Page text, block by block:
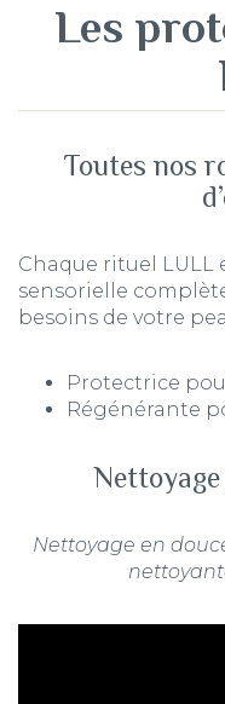
Les
Toutes nos
Chaque rituel LULL
sensorielle
besoins de votre
Protectrice
Régénérante
Nettoyage en